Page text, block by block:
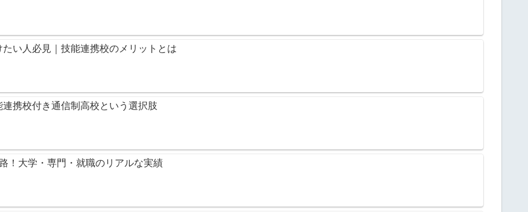
い人必見｜技能連携校のメリットとは
携校付き通信制高校という選択肢
！大学・専門・就職のリアルな実績